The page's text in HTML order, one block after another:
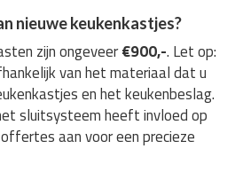
nieuwe keukenkastjes?
zijn ongeveer€900,-. Let op:
van het materiaal dat u
en het keukenbeslag.
sluitsysteem heeft invloed op
aan voor een precieze